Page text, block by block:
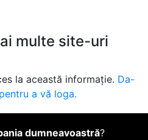
multe site-uri
la această informație. Da-
a vă loga.
dumneavoastră?